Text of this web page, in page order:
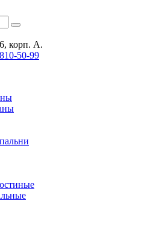
корп. А.
50-99